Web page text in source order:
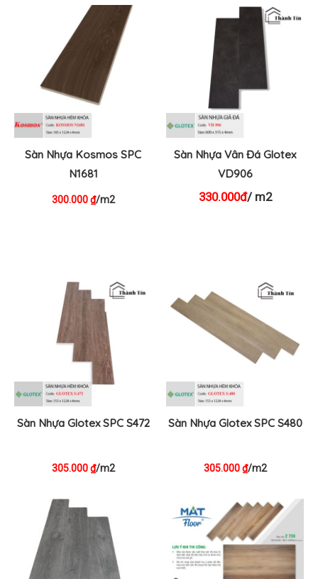
Sàn Nhựa Kosmos SPC
N1681
300.000₫/m2
Sàn Nhựa Vân Đá Glotex
VD906
330.000đ/ m2
Sàn Nhựa Glotex SPC S472
305.000₫/m2
Sàn Nhựa Glotex SPC S480
305.000₫/m2